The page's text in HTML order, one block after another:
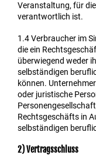
Veranstaltung, für
verantwortlich ist.
1.4Verbraucher im
die ein
überwiegend weder
selbständigen
können.
oder juristische
Rechtsgeschäfts in
selbständigen
2) Vertragsschluss